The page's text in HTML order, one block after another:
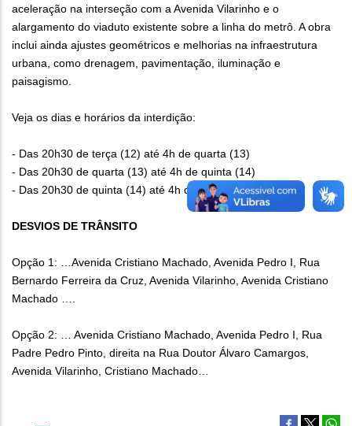
aceleração na interseção com a Avenida Vilarinho e o
alargamento do viaduto existente sobre a linha do metrô. A obra
inclui ainda ajustes geométricos e melhorias na infraestrutura
urbana, como drenagem, pavimentação, iluminação e
paisagismo.
Veja os dias e horários da interdição:
- Das 20h30 de terça (12) até 4h de quarta (13)
- Das 20h30 de quarta (13) até 4h de quinta (14)
- Das 20h30 de quinta (14) até 4h de sexta (15)
DESVIOS DE TRÂNSITO
Opção 1: …Avenida Cristiano Machado, Avenida Pedro I, Rua
Bernardo Ferreira da Cruz, Avenida Vilarinho, Avenida Cristiano
Machado ….
Opção 2: … Avenida Cristiano Machado, Avenida Pedro I, Rua
Padre Pedro Pinto, direita na Rua Doutor Álvaro Camargos,
Avenida Vilarinho, Cristiano Machado…